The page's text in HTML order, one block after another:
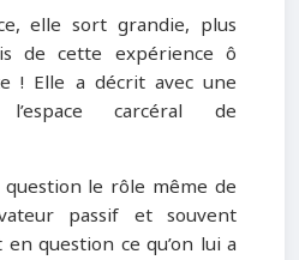
elle sort grandie, plus
de cette expérience ô
! Elle a décrit avec une
carcéral de
le rôle même de
passif et souvent
question ce qu’on lui a